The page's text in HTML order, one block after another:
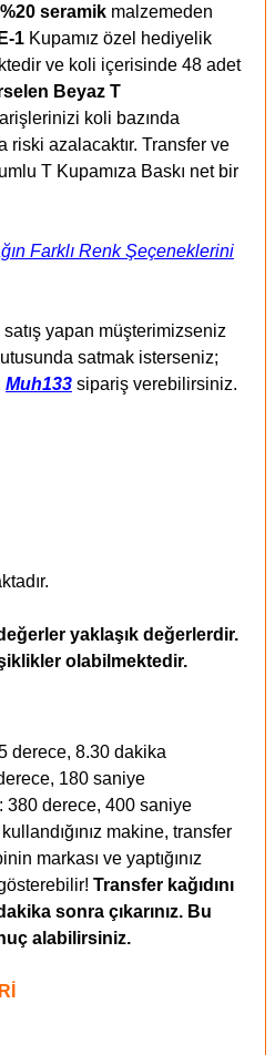
seramik malzemeden
1 Kupamız özel hediyelik
ve koli içerisinde 48 adet
Beyaz T
koli bazında
riski azalacaktır. Transfer ve
T Kupamıza Baskı net bir
Farklı Renk Şeçeneklerini
yapan müşterimizseniz
satmak isterseniz;
Muh133 sipariş verebilirsiniz.
yaklaşık değerlerdir.
olabilmektedir.
derece, 8.30 dakika
180 saniye
380 derece, 400 saniye
makine, transfer
markası ve yaptığınız
Transfer kağıdını
sonra çıkarınız. Bu
alabilirsiniz.